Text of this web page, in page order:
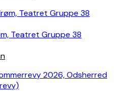
Teatret Gruppe 38